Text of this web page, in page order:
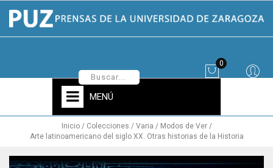
0
MENÚ
Inicio Colecciones Varia
Modos de Ver
Arte latinoamericano del siglo XX. Otras historias de la Historia